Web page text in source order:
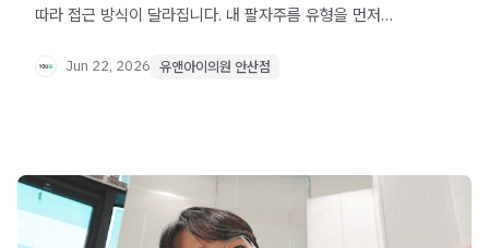
따라 접근 방식이 달라집니다. 내 팔자주름 유형을 먼저
Jun 22, 2026 유앤아이의원 안산점